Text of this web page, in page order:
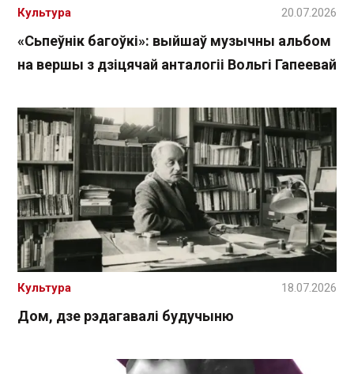
«Сьпеўнік багоўкі»: выйшаў музычны альбом
на вершы з дзіцячай анталогіі Вольгі Гапеевай
Культура 20.07.2026
Дом, дзе рэдагавалі будучыню
Культура 18.07.2026